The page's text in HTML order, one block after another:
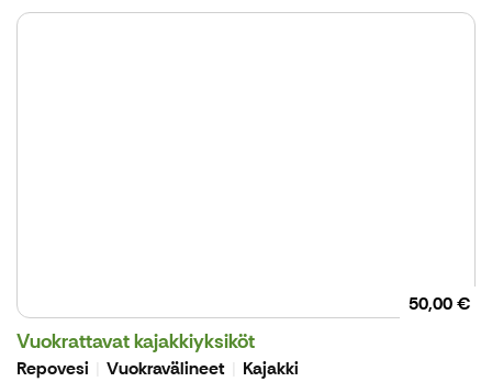
50,00 €
Vuokrattavat kajakkiyksiköt
Repovesi Vuokravälineet
Kajakki